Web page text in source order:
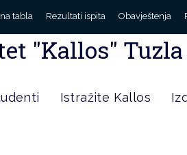
tabla Rezultati ispita Obavještenja
"Kallos" Tuzla
Istražite Kallos